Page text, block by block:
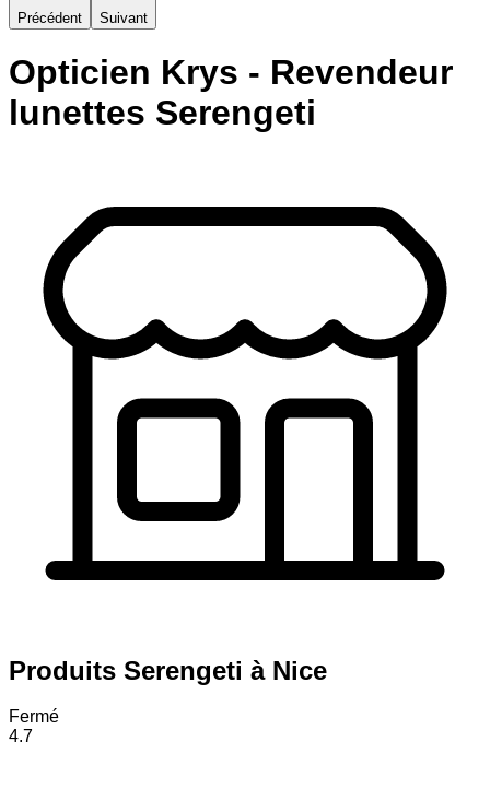
Précédent Suivant
Opticien Krys - Revendeur
lunettes Serengeti
Produits Serengeti à Nice
Fermé
4.7